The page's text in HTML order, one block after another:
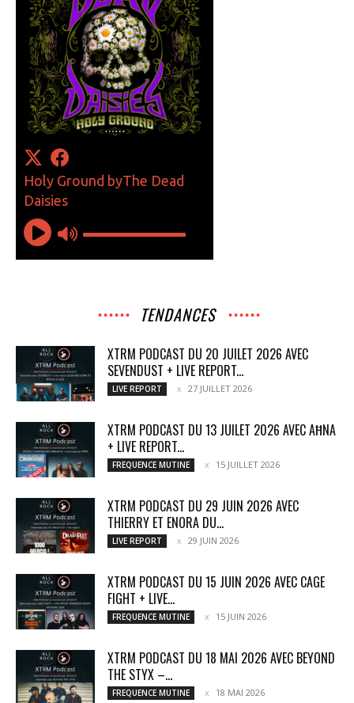
TENDANCES
XTRM PODCAST DU 20 JUILET 2026 AVEC
SEVENDUST + LIVE REPORT...
LIVE REPORT 27 JUILLET 2026
XTRM PODCAST DU 13 JUILET 2026 AVEC AĦNA
+ LIVE REPORT...
FREQUENCE MUTINE 15 JUILLET 2026
XTRM PODCAST DU 29 JUIN 2026 AVEC
THIERRY ET ENORA DU...
LIVE REPORT 29 JUIN 2026
XTRM PODCAST DU 15 JUIN 2026 AVEC CAGE
FIGHT + LIVE...
FREQUENCE MUTINE 15 JUIN 2026
XTRM PODCAST DU 18 MAI 2026 AVEC BEYOND
THE STYX –...
FREQUENCE MUTINE 18 MAI 2026